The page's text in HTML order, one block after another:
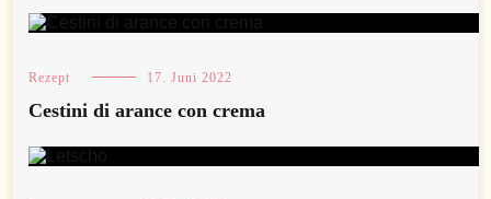
Rezept 17. Juni 2022
Cestini di arance con crema